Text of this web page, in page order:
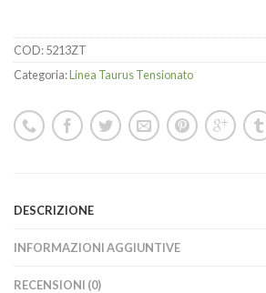
COD:5213ZT
Categoria:Linea Taurus Tensionato
DESCRIZIONE
INFORMAZIONI AGGIUNTIVE
RECENSIONI (0)